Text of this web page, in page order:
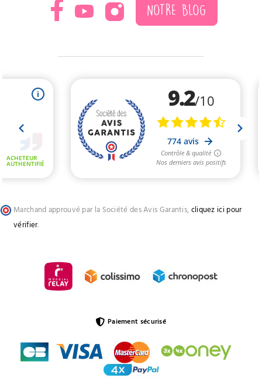
NOTRE BLOG
Marchand approuvé par la Société des Avis Garantis, cliquez ici pour
vérifier.
Paiement sécurisé